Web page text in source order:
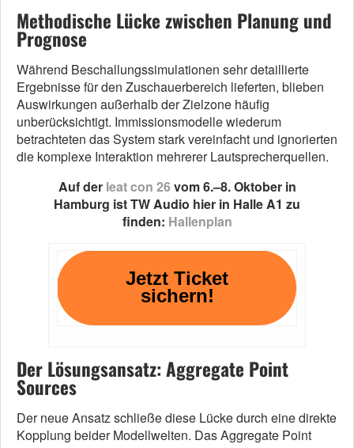
Methodische Lücke zwischen Planung und
Prognose
Während Beschallungssimulationen sehr detaillierte
Ergebnisse für den Zuschauerbereich lieferten, blieben
Auswirkungen außerhalb der Zielzone häufig
unberücksichtigt. Immissionsmodelle wiederum
betrachteten das System stark vereinfacht und ignorierten
die komplexe Interaktion mehrerer Lautsprecherquellen.
Auf der leat con 26vom 6.–8. Oktober in
Hamburg ist TW Audio hier in Halle A1 zu
finden: Hallenplan
Jetzt Ticket
sichern!
Der Lösungsansatz: Aggregate Point
Sources
Der neue Ansatz schließe diese Lücke durch eine direkte
Kopplung beider Modellwelten. Das Aggregate Point